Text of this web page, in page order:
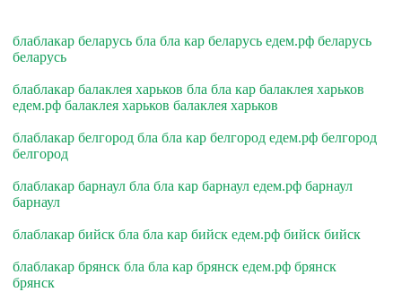
блаблакар беларусь бла бла кар беларусь едем.рф беларусь
беларусь
блаблакар балаклея харьков бла бла кар балаклея харьков
едем.рф балаклея харьков балаклея харьков
блаблакар белгород бла бла кар белгород едем.рф белгород
белгород
блаблакар барнаул бла бла кар барнаул едем.рф барнаул
барнаул
блаблакар бийск бла бла кар бийск едем.рф бийск бийск
блаблакар брянск бла бла кар брянск едем.рф брянск
брянск